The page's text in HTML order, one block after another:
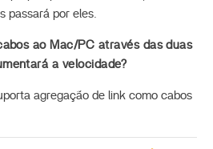
passará por eles.
ao Mac/PC através das duas
a velocidade?
agregação de link como cabos